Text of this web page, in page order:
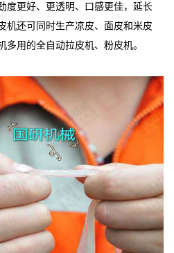
度更好、更透明、口感更佳，延长
机还可同时生产凉皮、面皮和米皮
用的全自动拉皮机、粉皮机。